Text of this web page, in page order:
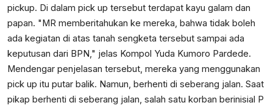
pickup. Di dalam pick up tersebut terdapat kayu galam dan
papan. "MR memberitahukan ke mereka, bahwa tidak boleh
ada kegiatan di atas tanah sengketa tersebut sampai ada
keputusan dari BPN," jelas Kompol Yuda Kumoro Pardede.
Mendengar penjelasan tersebut, mereka yang menggunakan
pick up itu putar balik. Namun, berhenti di seberang jalan. Saat
pikap berhenti di seberang jalan, salah satu korban berinisial P